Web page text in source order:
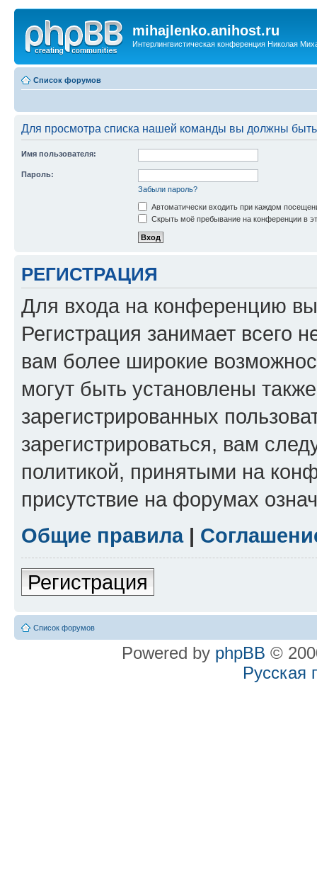
mihajlenko.anihost.ru
Интерлингвистическая конференция Николая
Список форумов
Для просмотра списка нашей команды вы должны
Имя пользователя:
Пароль:
Забыли пароль?
Автоматически входить при каждом
Скрыть моё пребывание на конференции в
РЕГИСТРАЦИЯ
Для входа на конференцию
Регистрация занимает всего
вам более широкие
могут быть установлены
зарегистрированных
зарегистрироваться, вам
политикой, принятыми на
присутствие на форумах
Общие правила|
Регистрация
Список форумов
Powered by phpBB ©
Русская